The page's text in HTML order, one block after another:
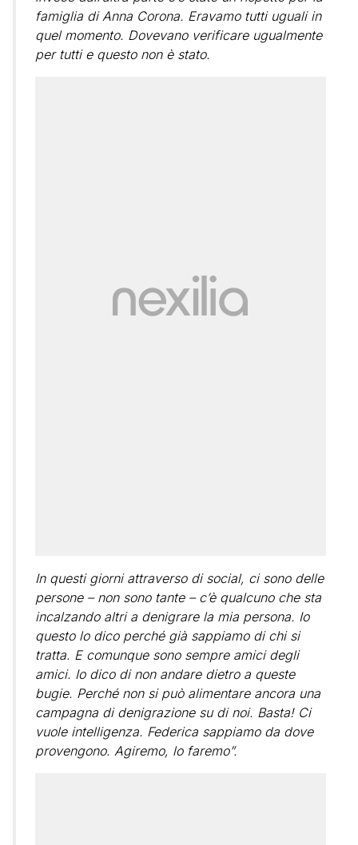
famiglia di Anna Corona. Eravamo tutti uguali in
quel momento. Dovevano verificare ugualmente
per tutti e questo non è stato.
In questi giorni attraverso di social, ci sono delle
persone – non sono tante – c’è qualcuno che sta
incalzando altri a denigrare la mia persona. Io
questo lo dico perché già sappiamo di chi si
tratta. E comunque sono sempre amici degli
amici. Io dico di non andare dietro a queste
bugie. Perché non si può alimentare ancora una
campagna di denigrazione su di noi. Basta! Ci
vuole intelligenza. Federica sappiamo da dove
provengono. Agiremo, lo faremo”.